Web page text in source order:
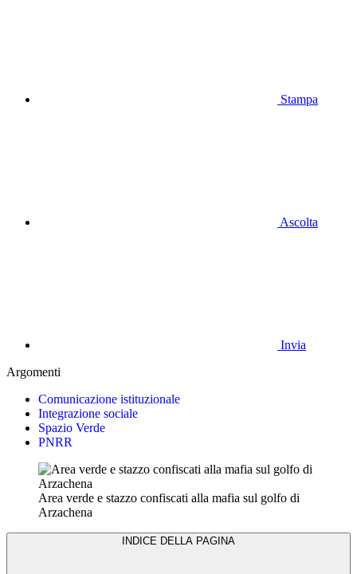
Stampa
Ascolta
Invia
Argomenti
Comunicazione istituzionale
Integrazione sociale
Spazio Verde
PNRR
Area verde e stazzo confiscati alla mafia sul golfo di
Arzachena